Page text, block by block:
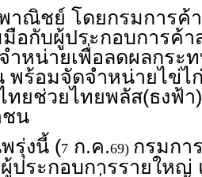
าณิชย์ โดยกรมการค้
อกับผู้ประกอบการค้า
ำหน่ายเพื่อลดผลกระ
พร้อมจัดจำหน่ายไข่ไ
ทยช่วยไทยพลัส(ธงฟ้า
ชน
รุ่งนี้ (7 ก.ค.69) กรมกา
ผู้ประกอบการรายให